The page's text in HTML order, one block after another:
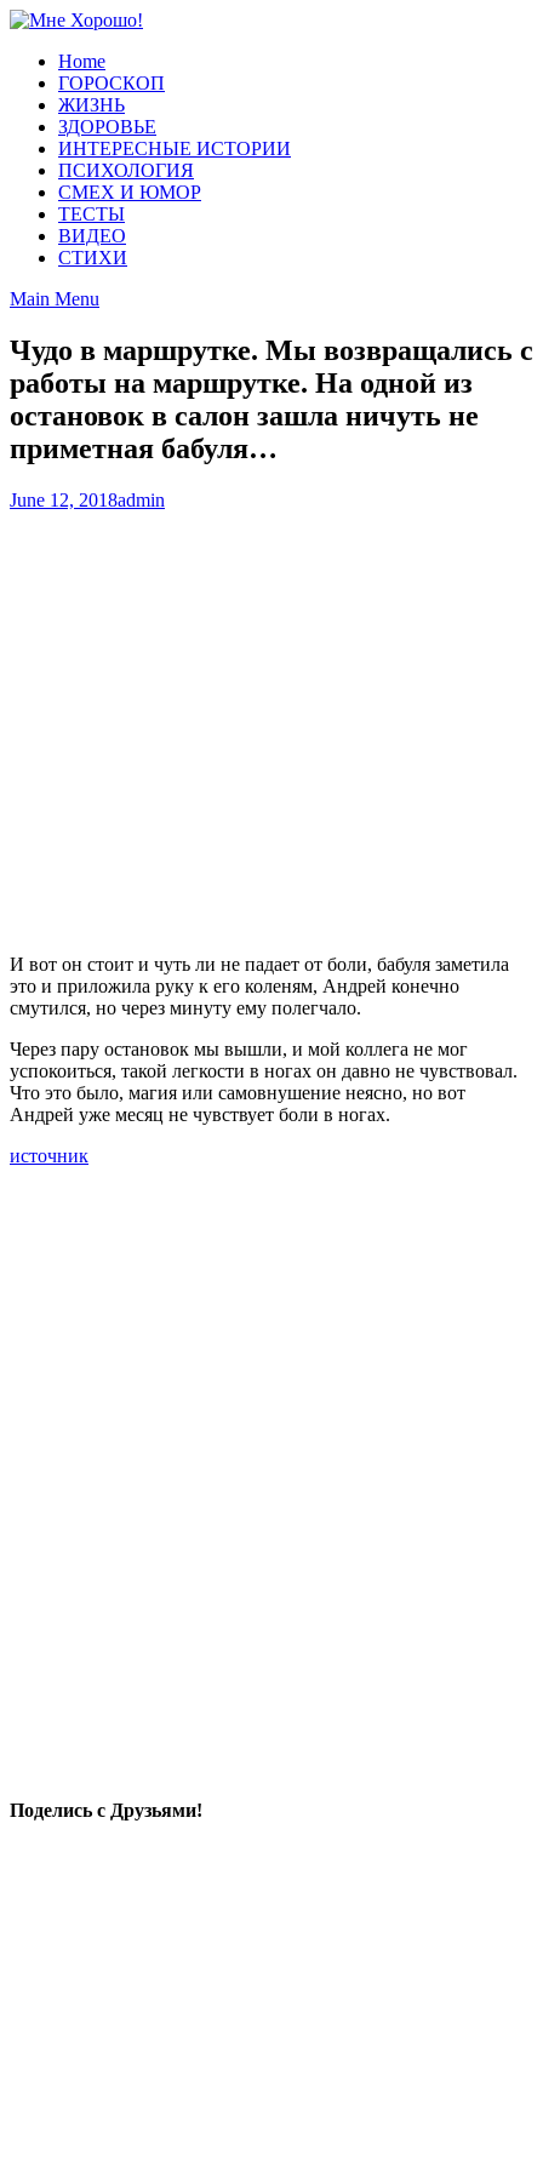
Skip
contentHome
ГОРОСКОП
ЖИЗНЬ
ЗДОРОВЬЕ
ИНТЕРЕСНЫЕ ИСТОРИИ
ПСИХОЛОГИЯ
СМЕХ И ЮМОР
ТЕСТЫ
ВИДЕО
СТИХИ
Main Menu
Чудо в маршрутке. Мы возвращались с
работы на маршрутке. На одной из
остановок в салон зашла ничуть не
приметная бабуля…
June 12, 2018admin
И вот он стоит и чуть ли не падает от боли, бабуля заметила
это и приложила руку к его коленям, Андрей конечно
смутился, но через минуту ему полегчало.
Через пару остановок мы вышли, и мой коллега не мог
успокоиться, такой легкости в ногах он давно не чувствовал.
Что это было, магия или самовнушение неясно, но вот
Андрей уже месяц не чувствует боли в ногах.
источник
Поделись с Друзьями!